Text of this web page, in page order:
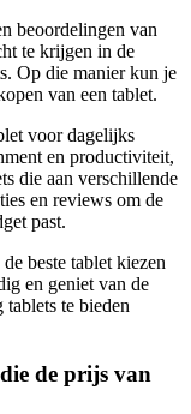
beoordelingen van
te krijgen in de
Op die manier kun je
van een tablet.
voor dagelijks
en productiviteit,
die aan verschillende
en reviews om de
past.
beste tablet kiezen
en geniet van de
tablets te bieden
de prijs van